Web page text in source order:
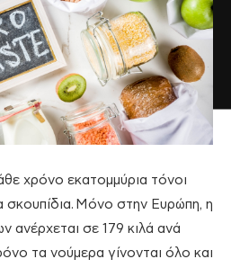
χρόνο εκατομμύρια τόνοι
Μόνο στην Ευρώπη, η
ανέρχεται σε 179 κιλά ανά
τα νούμερα γίνονται όλο και